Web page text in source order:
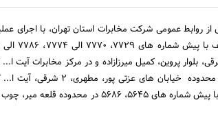
روابط عمومی شرکت مخابرات استان تهران، با اجرای
الی 4409، 4495، 4496 در محدوده